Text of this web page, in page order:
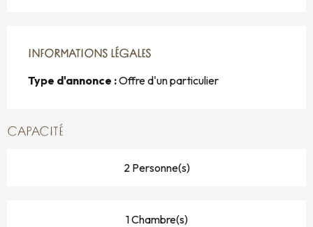
INFORMATIONS LÉGALES
INFORMATIONS LÉGALES
Type d'annonce :Offre d'un particulier
CAPACITÉ
2 Personne(s)
1 Chambre(s)